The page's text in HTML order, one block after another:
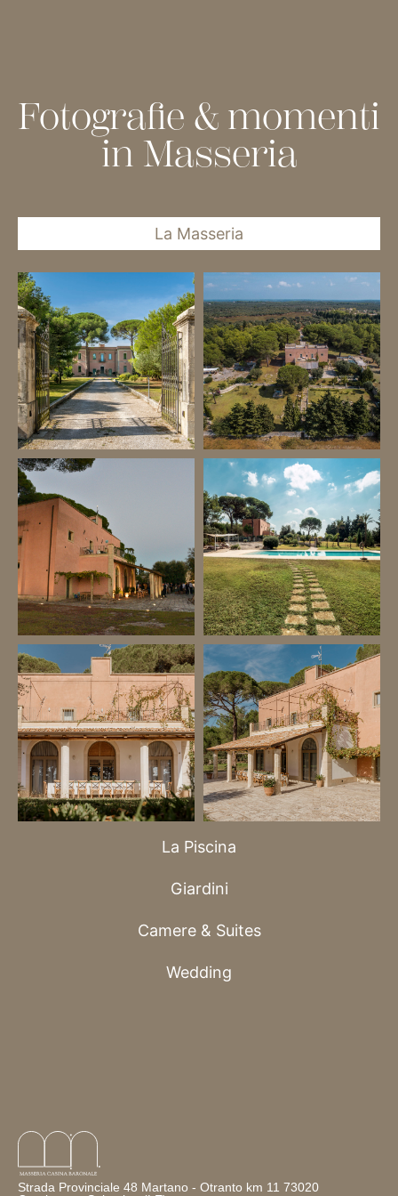
Fotografie & momenti
in Masseria
La Masseria
La Piscina
Giardini
Camere & Suites
Wedding
Strada Provinciale 48 Martano - Otranto km 11 73020